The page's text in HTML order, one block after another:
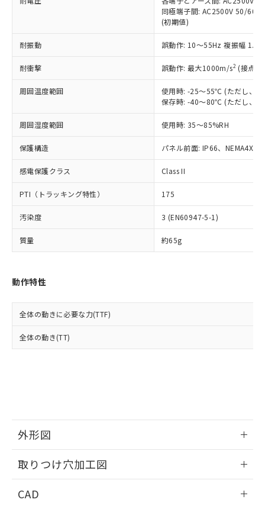
同極端子間: AC2500V 50/
(初期値)
耐振動 誤動作: 10～55Hz 複振幅
耐衝撃 誤動作: 最大1000m/s2 (接点
周囲温度範囲
使用時: -25～55℃ (ただし、氷
保存時: -40～80℃ (ただし、氷
周囲湿度範囲 使用時: 35～85%RH
保護構造 パネル前面: IP66、NEMA4X,
感電保護クラス Class II
PTI（トラッキング特性） 175
汚染度 3 (EN60947-5-1)
質量 約65g
動作特性
全体の動きに必要な力(TTF)
全体の動き(TT)
外形図
取りつけ穴加工図
CAD
在庫状況および標準価格照会結果は、
記載している更新日時点での社内デー
タに基づき作成されるものであり、閲
覧された時点での実際の在庫および標
準価格とは異なる場合があることをご
正式な納期状況および標準価格はお客
様のお取引先、またはお客様担当のオ
ムロン制御機器販売店・当社販売員に
オムロン制御機器販売店や当社販売拠
販売ネットワーク
」をご確認
在庫状況および標準価格結果を当社の
事前の承諾なく第三者に漏洩または開
示しないようお願いします。
マイパーツ機能（部品リスト作成サー
ビス）をご利用いただくには、I-Web
メンバーズにご登録されている必要が
引・商談に必要な範囲で利用すること
をご了承ください。
※当社の共同利用者とは、
の共同利用に関して"
の「1.共同利
むを得ず変更することがあります。
六価クロム(Cr(Ⅵ)) 1000ppm以下、ポリ臭化ビフェニル
類(PBB) 1000ppm以下、ポリ臭化ジフェニルエーテル類
(PBDE) 1000ppm以下、フタル酸ビス(2-エチルヘキシ
ル) (DEHP)(別名：DOP) 1000ppm以下、フタル酸ブチ
ルベンジル（BBP） 1000ppm以下、フタル酸ジブチル
（DBP） 1000ppm以下、フタル酸ジイソブチル
適用除外項目は除く。
フタル酸エステル類の４物質については閾値を超える意
図的な使用がないことを確認しています。
部品在庫の切り替え状況などにより、予定
月が前後することがあります。
とができます。
51物質の非含有証明書（当社基準）
欄に対応日を記載しておりました。
既に当社にて対応品への在庫切替を完了
していることから、特段のことがない限
り、2022年1月12日より割愛しておりま
す。
「－」：未確認です。当社販売部門へお問
*中国RoHS10物質の基準値 (GB/T26572)：
Pb(鉛) :1000ppm、 Hg(水銀) : 1000ppm、 Cd(カドミウ
Cr(Ⅵ)(六価クロム) : 1000ppm、 PBBs(ポリ臭化ビフェ
DBP(フタル酸ジブチル) : 1000ppm、 DIBP(フタル酸ジ
イソブチル) : 1000ppm、 BBP(フタル酸ブチルベンジ
DEHP(フタル酸ビス(2-エチルヘキシル)) : 1000ppm
※2 環境保護使用期限
「ｅ」：有害物質（10物質）のすべてが基
準値以下であることを示します。
「10」：通常の使用状況下において有害物
質が外部に漏えいし、環境に深刻な影響を
及ぼさない年数を意味します。
「－」：未確認です。当社販売部門へお問
い合わせください。
為替および外国貿易法に定める商品
（以下｢規制貨物等」という）を輸出
または国外への提供する場合は、日本
国政府の輸出許可(または役務取引許
可)を取得するなどの必要な手続きを
当社は規制貨物を破棄する場合は、完
全に破砕するなど、違法に輸出されな
いよう必要な手段を講じます。
当社は貴社製品を、核兵器、ミサイ
ル、化学兵器、生物兵器またはその他
武器並びにこれらの製造装置等に一切
当社は、貴社製品を第三者に販売する
場合は、上記1、2および3の内容を当
該第三者に通知します。また当社は、
販売先および販売に係わる関係者が違
法に輸出するおそれがある場合は、取
り引きをいたしません。
一定数以上の在庫あり
一定数には満たないが在庫あり
在庫なし(最新の在庫状況につ
いては、お客様のお取引先、ま
たはお客様担当のオムロン制御
機器販売店・当社販売員にご確
受注生産機種、また在庫状況の
情報を公開していない機種